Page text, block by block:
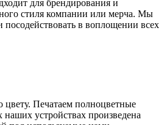
для брендирования и
стиля компании или мерча. Мы
посодействовать в воплощении всех
Печатаем полноцветные
устройствах произведена